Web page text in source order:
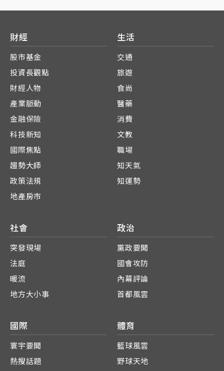
財經
股市基金
投資長觀點
財經人物
產業脈動
金融保險
科技新知
國際焦點
趨勢大師
政策法規
地產房市
生活
交通
旅遊
食尚
醫藥
消費
文教
職場
知天氣
知運勢
社會
突發現場
法庭
暖流
地方大小事
政治
黨政要聞
國會攻防
內幕評論
首都風雲
國際
寰宇要聞
熱搜話題
體育
籃球風雲
野球天地